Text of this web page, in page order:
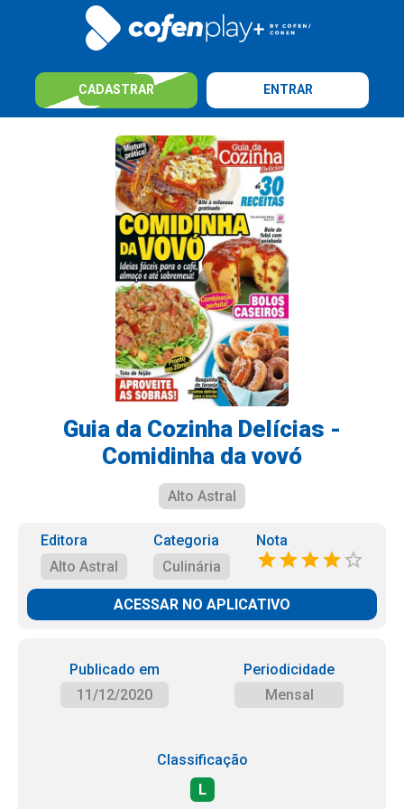
CADASTRAR ENTRAR
Guia da Cozinha Delícias -
Comidinha da vovó
Alto Astral
Editora
Alto Astral
Categoria
Culinária
Nota
ACESSAR NO APLICATIVO
Publicado em
11/12/2020
Periodicidade
Mensal
Classificação
L